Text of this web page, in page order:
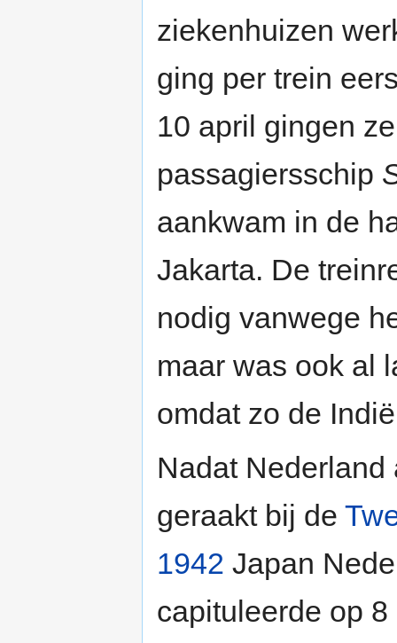
ziekenhuizen
ging per trein
10 april gingen
passagiersschip
aankwam in de
Jakarta. De
nodig vanwege
maar was ook al
omdat zo de
Nadat
geraakt bij de
1942 Japan
capituleerde op